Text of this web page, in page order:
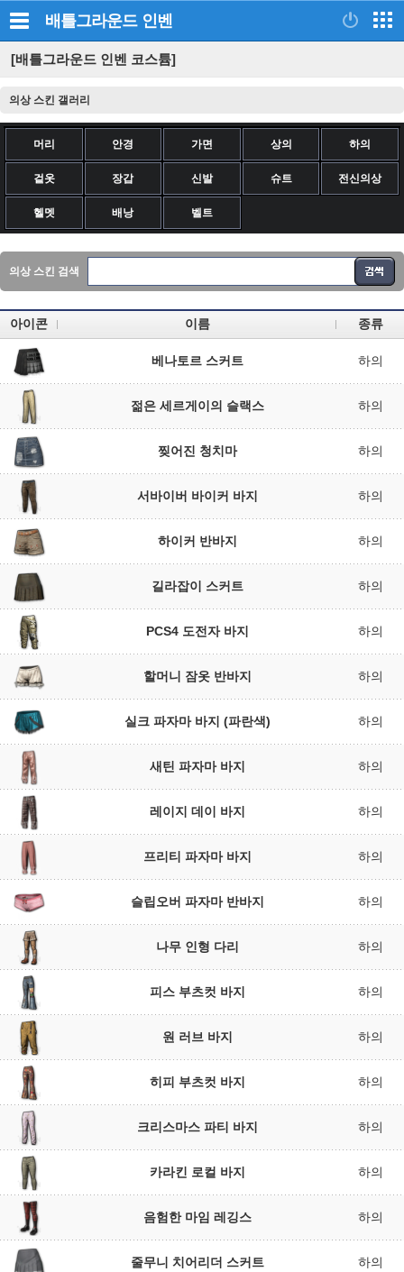
배틀그라운드 인벤
[배틀그라운드 인벤 코스튬]
의상 스킨 갤러리
머리 안경 가면 상의 하의
겉옷 장갑 신발 슈트 전신의상
헬멧 배낭 벨트
의상 스킨 검색
아이콘 이름 종류
베나토르 스커트 하의
젊은 세르게이의 슬랙스 하의
찢어진 청치마 하의
서바이버 바이커 바지 하의
하이커 반바지 하의
길라잡이 스커트 하의
PCS4 도전자 바지 하의
할머니 잠옷 반바지 하의
실크 파자마 바지 (파란색) 하의
새틴 파자마 바지 하의
레이지 데이 바지 하의
프리티 파자마 바지 하의
슬립오버 파자마 반바지 하의
나무 인형 다리 하의
피스 부츠컷 바지 하의
원 러브 바지 하의
히피 부츠컷 바지 하의
크리스마스 파티 바지 하의
카라킨 로컬 바지 하의
음험한 마임 레깅스 하의
줄무니 치어리더 스커트 하의